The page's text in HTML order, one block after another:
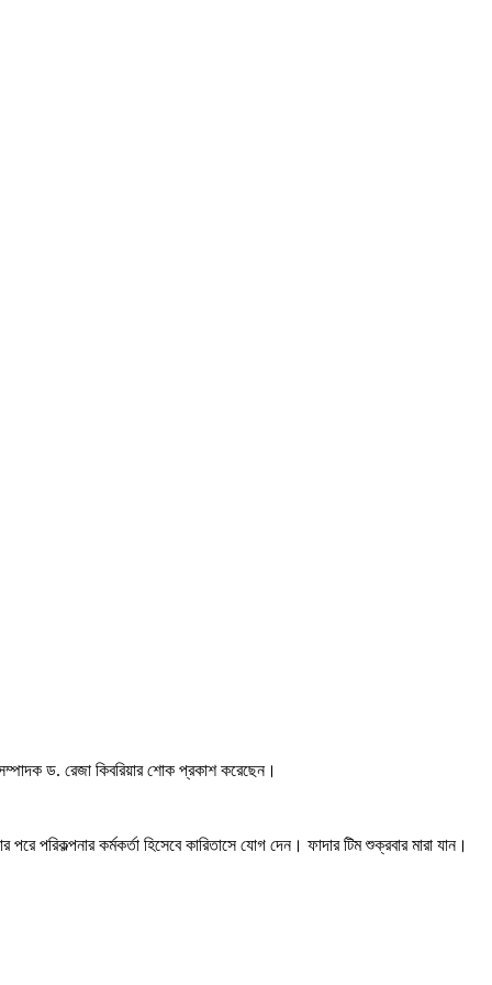
ড. রেজা কিবরিয়ার শোক প্রকাশ করেছেন।
কর্মকর্তা হিসেবে কারিতাসে যোগ দেন। ফাদার টিম শুক্রবার মারা যান।